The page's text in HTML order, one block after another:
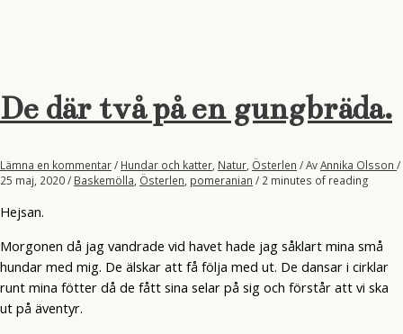
De där två på en gungbräda.
Lämna en kommentar/ Hundar och katter, Natur, Österlen / AvAnnika Olsson /
25 maj, 2020/ Baskemölla, Österlen, pomeranian / 2 minutes of reading
Hejsan.
Morgonen då jag vandrade vid havet hade jag såklart mina små
hundar med mig. De älskar att få följa med ut. De dansar i cirklar
runt mina fötter då de fått sina selar på sig och förstår att vi ska
ut på äventyr.